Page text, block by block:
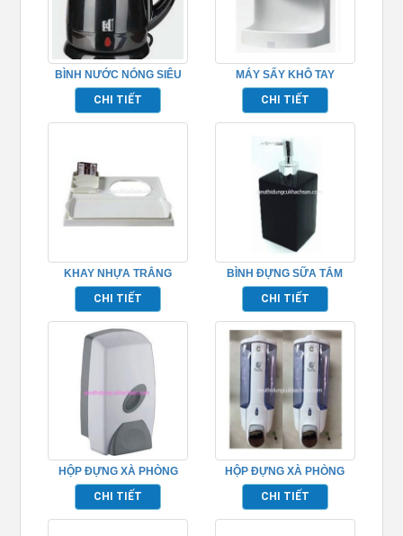
BÌNH NƯỚC NÓNG SIÊU
TỐC 2 LỚP TP695005
CHI TIẾT
MÁY SẤY KHÔ TAY
PHÒNG TẮM TP695163
CHI TIẾT
KHAY NHỰA TRẮNG
TP695007
CHI TIẾT
BÌNH ĐỰNG SỮA TẮM
TP695153
CHI TIẾT
HỘP ĐỰNG XÀ PHÒNG
TP526080
CHI TIẾT
HỘP ĐỰNG XÀ PHÒNG
TP695151
CHI TIẾT